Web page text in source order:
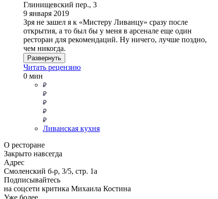
Глинищевский пер., 3
9 января 2019
Зря не зашел я к «Мистеру Ливанцу» сразу после
открытия, а то был бы у меня в арсенале еще один
ресторан для рекомендаций. Ну ничего, лучше поздно,
чем никогда.
Развернуть
Читать рецензию
0 мин
Ливанская кухня
О ресторане
Закрыто навсегда
Адрес
Смоленский б-р, 3/5, стр. 1а
Подписывайтесь
на соцсети критика Михаила Костина